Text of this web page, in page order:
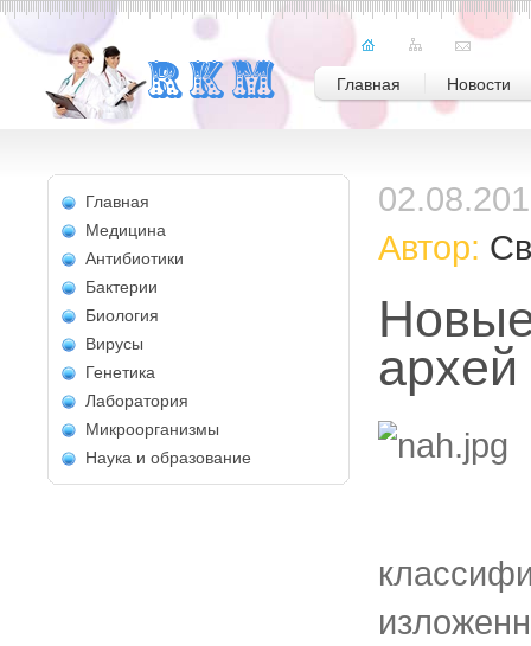
Главная Новости
Главная
Медицина
Антибиотики
Бактерии
Биология
Вирусы
Генетика
Лаборатория
Микроорганизмы
Наука и образование
Автор:
архей